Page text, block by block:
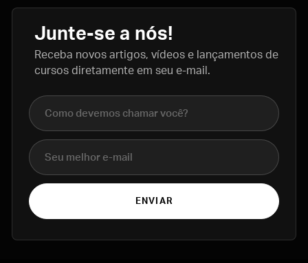
Junte-se a nós!
Receba novos artigos, vídeos e lançamentos de
cursos diretamente em seu e-mail.
Nome completo
E-mail
ENVIAR